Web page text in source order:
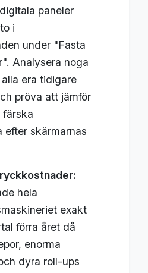
paneler
i
under "Fasta
Analysera noga
era tidigare
pröva att jämför
färska
efter skärmarnas
hela
exakt
förra året då
enorma
dyra roll-ups